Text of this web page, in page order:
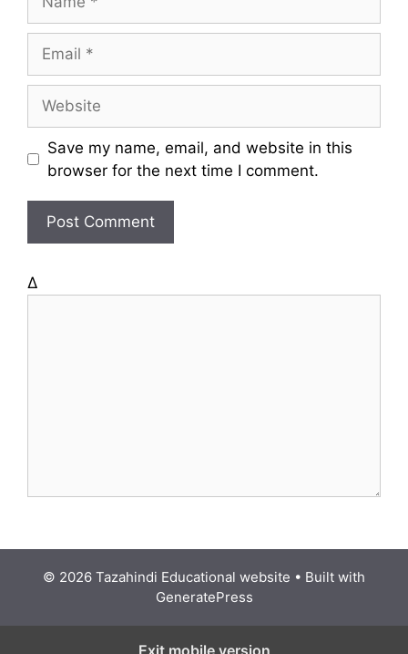
m
a
l
s
Save my name, email, and website in this
browser for the next time I comment.
Δ
© 2026 Tazahindi Educational website • Built with
GeneratePress